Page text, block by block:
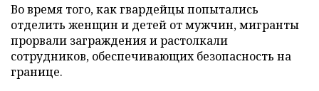
Во время того, как гвардейцы попытались
отделить женщин и детей от мужчин, мигранты
прорвали заграждения и растолкали
сотрудников, обеспечивающих безопасность на
границе.